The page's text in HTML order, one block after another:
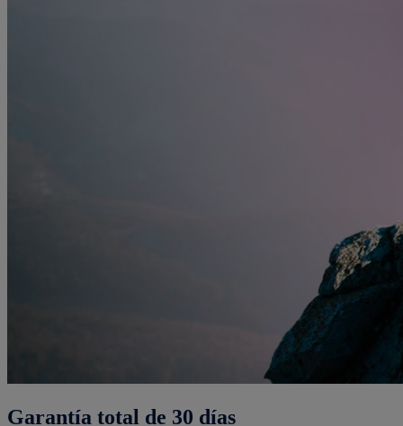
Garantía total de 30 días